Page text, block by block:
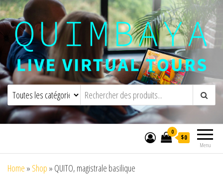
Quimbaya Virtual ToursVisites virtuelles interactives en direct
Menu
0
$0
Home » Shop » QUITO, magistrale basilique